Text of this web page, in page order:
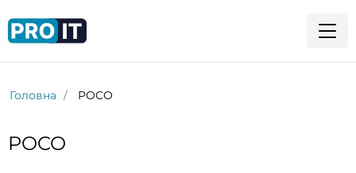
Головна POCO
POCO